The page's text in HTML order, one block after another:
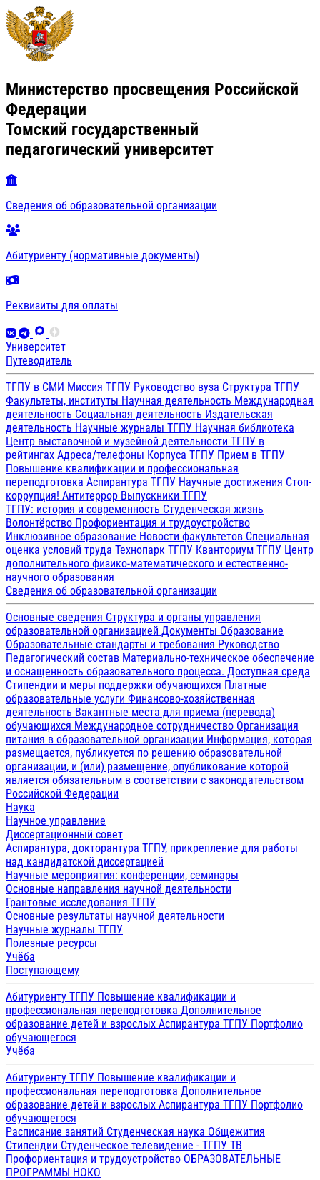
Министерство просвещения Российской
Федерации
Томский государственный
педагогический университет
Сведения об образовательной организации
Абитуриенту (нормативные документы)
Реквизиты для оплаты
Университет
Путеводитель
ТГПУ в СМИ Миссия ТГПУ Руководство вуза Структура ТГПУ
Факультеты, институты Научная деятельность Международная
деятельность Социальная деятельность Издательская
деятельность Научные журналы ТГПУ Научная библиотека
Центр выставочной и музейной деятельности ТГПУ в
рейтингах Адреса/телефоны Корпуса ТГПУ Прием в ТГПУ
Повышение квалификации и профессиональная
переподготовка Аспирантура ТГПУ Научные достижения Стоп-
коррупция! Антитеррор Выпускники ТГПУ
ТГПУ: история и современность Студенческая жизнь
Волонтёрство Профориентация и трудоустройство
Инклюзивное образование Новости факультетов Специальная
оценка условий труда Технопарк ТГПУ Кванториум ТГПУ Центр
дополнительного физико-математического и естественно-
научного образования
Сведения об образовательной организации
Основные сведения Структура и органы управления
образовательной организацией Документы Образование
Образовательные стандарты и требования Руководство
Педагогический состав Материально-техническое обеспечение
и оснащенность образовательного процесса. Доступная среда
Стипендии и меры поддержки обучающихся Платные
образовательные услуги Финансово-хозяйственная
деятельность Вакантные места для приема (перевода)
обучающихся Международное сотрудничество Организация
питания в образовательной организации Информация, которая
размещается, публикуется по решению образовательной
организации, и (или) размещение, опубликование которой
является обязательным в соответствии с законодательством
Российской Федерации
Наука
Научное управление
Диссертационный совет
Аспирантура, докторантура ТГПУ, прикрепление для работы
над кандидатской диссертацией
Научные мероприятия: конференции, семинары
Основные направления научной деятельности
Грантовые исследования ТГПУ
Основные результаты научной деятельности
Научные журналы ТГПУ
Полезные ресурсы
Учёба
Поступающему
Абитуриенту ТГПУ Повышение квалификации и
профессиональная переподготовка Дополнительное
образование детей и взрослых Аспирантура ТГПУ Портфолио
обучающегося
Учёба
Абитуриенту ТГПУ Повышение квалификации и
профессиональная переподготовка Дополнительное
образование детей и взрослых Аспирантура ТГПУ Портфолио
обучающегося
Расписание занятий Студенческая наука Общежития
Стипендии Студенческое телевидение - ТГПУ ТВ
Профориентация и трудоустройство ОБРАЗОВАТЕЛЬНЫЕ
ПРОГРАММЫ НОКО